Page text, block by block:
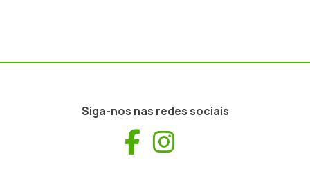
Siga-nos nas redes sociais
Facebook